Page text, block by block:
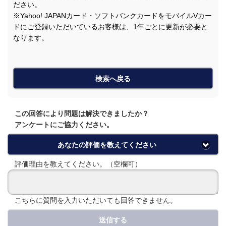
ださい。
※Yahoo! JAPANカード・ソフトバンクカードをモバイルVカー
ドにご登録いただいているお客様は、1年ごとに更新が必要と
なります。
検索へ戻る
この回答により問題は解決できましたか？
アンケートにご協力ください。
あなたの評価を教えてください
評価理由を教えてください。（空欄可）
こちらに質問を入力いただいても回答できません。
送信する